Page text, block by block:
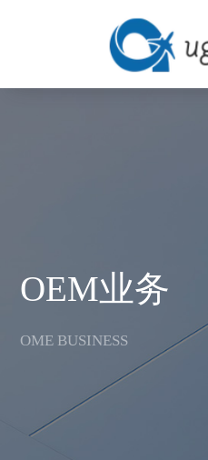
OEM业务
OME BUSINESS